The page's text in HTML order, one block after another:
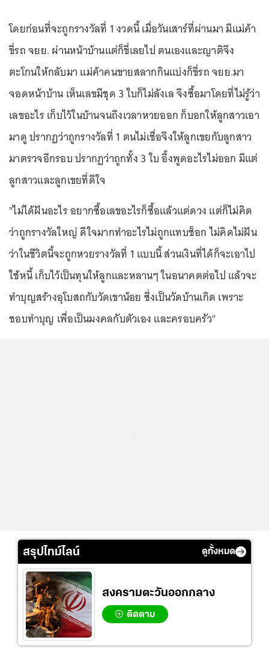
โดยก่อนที่จะถูกรางวัลที่ 1 งวดนี้ เมื่อวันเสาร์ที่ผ่านมา มีแม่ค้า
ขี่รถ จยย. ผ่านหน้าบ้านแต่ก็ขี่เลยไป ตนเองและญาติจึง
ตะโกนให้กลับมา แม่ค้าคนขายสลากกินแบ่งก็ขี่รถ จยย.มา
จอดหน้าบ้าน เห็นเลขมีชุด 3 ใบก็ไม่ลังเล จึงซื้อมาโดยที่ไม่รู้ว่า
เลขอะไร เก็บไว้ในบ้านจนถึงเวลาหวยออก ก็บอกให้ลูกสาวเอา
มาดู ปรากฏว่าถูกรางวัลที่ 1 ตนไม่เชื่อจึงให้ลูกเขยกับลูกสาว
มาตรวจอีกรอบ ปรากฏว่าถูกทั้ง 3 ใบ อึ้งพูดอะไรไม่ออก มีแต่
ลูกสาวและลูกเขยที่ดีใจ
"ไม่ได้ฝันอะไร อยากซื้อเลขอะไรก็ซื้อแล้วแต่ดวง แต่ก็ไม่คิด
ว่าถูกรางวัลใหญ่ ดีใจมากทำอะไรไม่ถูกแทบช็อก ไม่คิดไม่ฝัน
ว่าในชีวิตนี้จะถูกหวยรางวัลที่ 1 แบบนี้ ส่วนเงินที่ได้ก็จะเอาไป
ใช้หนี้ เก็บไว้เป็นทุนให้ลูกและหลานๆ ในอนาคตต่อไป แล้วจะ
ทำบุญสร้างอุโบสถกับวัดเขาน้อย ซึ่งเป็นวัดบ้านเกิด เพราะ
ชอบทำบุญ เพื่อเป็นมงคลกับตัวเอง และครอบครัว"
สรุปไทม์ไลน์ ดูทั้งหมด
สงครามตะวันออกกลาง
ติดตาม